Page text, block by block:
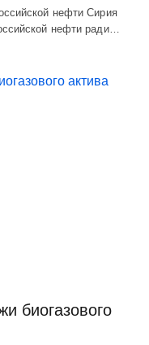
нефти Сирия
нефти ради…
биогазового